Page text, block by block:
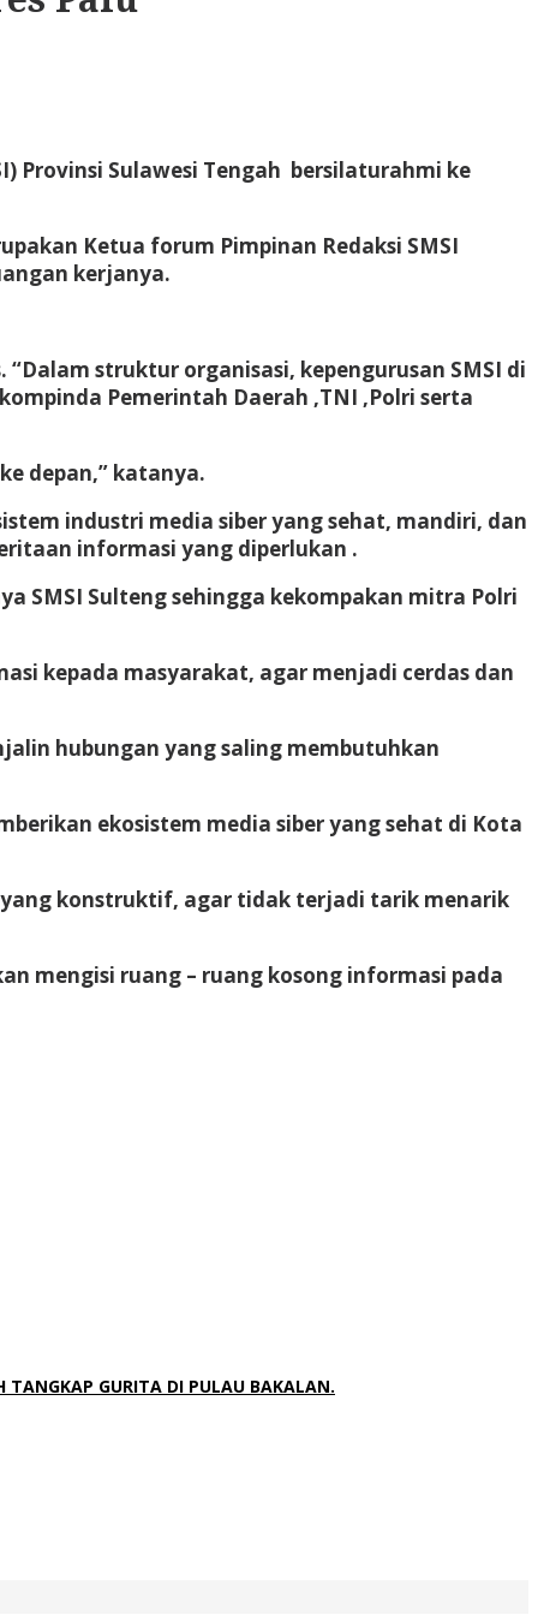
Provinsi Sulawesi Tengah bersilaturahmi ke
Ketua forum Pimpinan Redaksi SMSI
kerjanya.
struktur organisasi, kepengurusan SMSI di
Pemerintah Daerah ,TNI ,Polri serta
depan,” katanya.
industri media siber yang sehat, mandiri, dan
informasi yang diperlukan .
SMSI Sulteng sehingga kekompakan mitra Polri
kepada masyarakat, agar menjadi cerdas dan
hubungan yang saling membutuhkan
ekosistem media siber yang sehat di Kota
konstruktif, agar tidak terjadi tarik menarik
mengisi ruang – ruang kosong informasi pada
TANGKAP GURITA DI PULAU BAKALAN.